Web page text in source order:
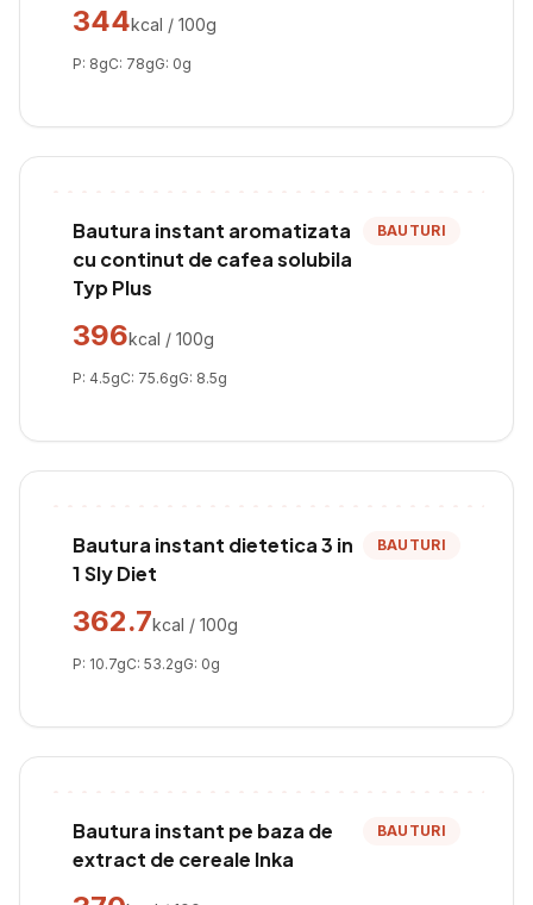
344kcal / 100g
P: 8gC: 78gG: 0g
Bautura instant aromatizata
cu continut de cafea solubila
Typ Plus
BAUTURI
396kcal / 100g
P: 4.5gC: 75.6gG: 8.5g
Bautura instant dietetica 3 in
1 Sly Diet
BAUTURI
362.7kcal / 100g
P: 10.7gC: 53.2gG: 0g
Bautura instant pe baza de
extract de cereale Inka
BAUTURI